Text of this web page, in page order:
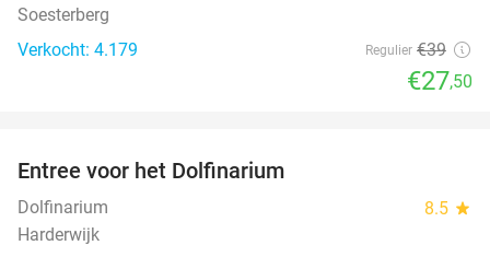
Soesterberg
Verkocht: 4.179
Regulier €39
€27,50
Entree voor het Dolfinarium
Dolfinarium 8.5 star
Harderwijk